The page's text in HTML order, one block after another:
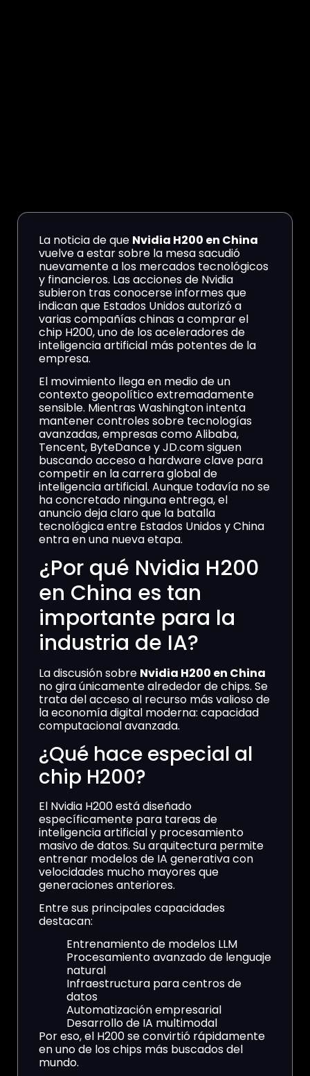
La noticia de que Nvidia H200 en China
vuelve a estar sobre la mesa sacudió
nuevamente a los mercados tecnológicos
y financieros. Las acciones de Nvidia
subieron tras conocerse informes que
indican que Estados Unidos autorizó a
varias compañías chinas a comprar el
chip H200, uno de los aceleradores de
inteligencia artificial más potentes de la
empresa.
El movimiento llega en medio de un
contexto geopolítico extremadamente
sensible. Mientras Washington intenta
mantener controles sobre tecnologías
avanzadas, empresas como Alibaba,
Tencent, ByteDance y JD.com siguen
buscando acceso a hardware clave para
competir en la carrera global de
inteligencia artificial. Aunque todavía no se
ha concretado ninguna entrega, el
anuncio deja claro que la batalla
tecnológica entre Estados Unidos y China
entra en una nueva etapa.
¿Por qué Nvidia H200
en China es tan
importante para la
industria de IA?
La discusión sobre Nvidia H200 en China
no gira únicamente alrededor de chips. Se
trata del acceso al recurso más valioso de
la economía digital moderna: capacidad
computacional avanzada.
¿Qué hace especial al
chip H200?
El Nvidia H200 está diseñado
específicamente para tareas de
inteligencia artificial y procesamiento
masivo de datos. Su arquitectura permite
entrenar modelos de IA generativa con
velocidades mucho mayores que
generaciones anteriores.
Entre sus principales capacidades
destacan:
Entrenamiento de modelos LLM
Procesamiento avanzado de lenguaje
natural
Infraestructura para centros de
datos
Automatización empresarial
Desarrollo de IA multimodal
Por eso, el H200 se convirtió rápidamente
en uno de los chips más buscados del
mundo.